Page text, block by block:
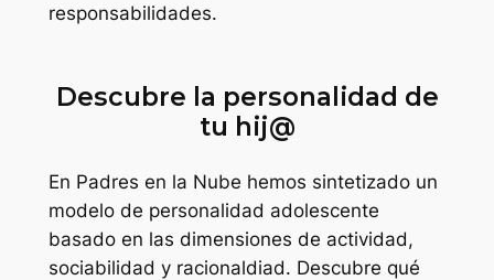
responsabilidades.
Descubre la personalidad de
tu hij@
En Padres en la Nube hemos sintetizado un
modelo de personalidad adolescente
basado en las dimensiones de actividad,
sociabilidad y racionaldiad. Descubre qué